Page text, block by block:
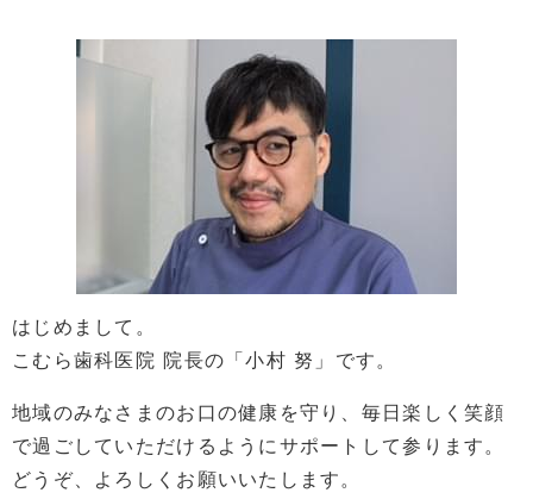
はじめまして。
こむら歯科医院 院長の「小村 努」です。
地域のみなさまのお口の健康を守り、毎日楽しく笑顔
で過ごしていただけるようにサポートして参ります。
どうぞ、よろしくお願いいたします。